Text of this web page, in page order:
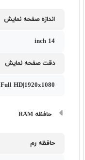
اندازه صفحه نمایش
14 inch
دقت صفحه نمایش
Full HD|1920x1080
حافظه RAM
حافظه رم